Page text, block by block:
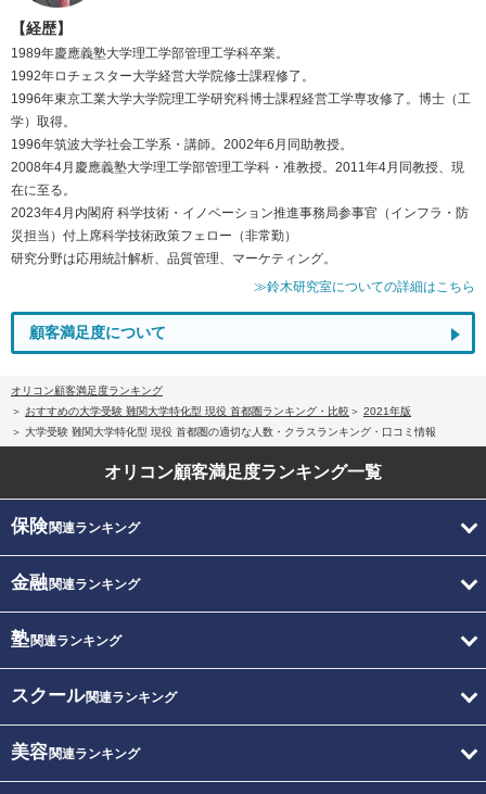
【経歴】
1989年慶應義塾大学理工学部管理工学科卒業。
1992年ロチェスター大学経営大学院修士課程修了。
1996年東京工業大学大学院理工学研究科博士課程経営工学専攻修了。博士（工
学）取得。
1996年筑波大学社会工学系・講師。2002年6月同助教授。
2008年4月慶應義塾大学理工学部管理工学科・准教授。2011年4月同教授、現
在に至る。
2023年4月内閣府 科学技術・イノベーション推進事務局参事官（インフラ・防
災担当）付上席科学技術政策フェロー（非常勤）
研究分野は応用統計解析、品質管理、マーケティング。
≫鈴木研究室についての詳細はこちら
顧客満足度について
オリコン顧客満足度ランキング
おすすめの大学受験 難関大学特化型 現役 首都圏ランキング・比較
2021年版
大学受験 難関大学特化型 現役 首都圏の適切な人数・クラスランキング・口コミ情報
オリコン顧客満足度ランキング一覧
保険関連ランキング
金融関連ランキング
塾関連ランキング
スクール関連ランキング
美容関連ランキング